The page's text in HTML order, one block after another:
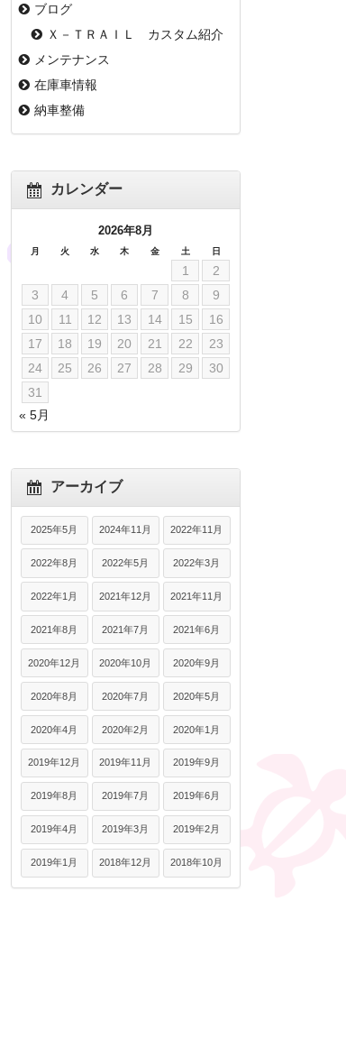
ブログ
Ｘ－ＴＲＡＩＬ カスタム紹介
メンテナンス
在庫車情報
納車整備
カレンダー
2026年8月
月 火 水 木 金 土 日
1
2
3
4 5 6 7 8
9
10
11 12 13 14 15
16
17
18 19 20 21 22
23
24
25 26 27 28 29
30
31
« 5月
アーカイブ
2025年5月 2024年11月 2022年11月
2022年8月 2022年5月 2022年3月
2022年1月 2021年12月 2021年11月
2021年8月 2021年7月 2021年6月
2020年12月 2020年10月 2020年9月
2020年8月 2020年7月 2020年5月
2020年4月 2020年2月 2020年1月
2019年12月 2019年11月 2019年9月
2019年8月 2019年7月 2019年6月
2019年4月 2019年3月 2019年2月
2019年1月 2018年12月 2018年10月